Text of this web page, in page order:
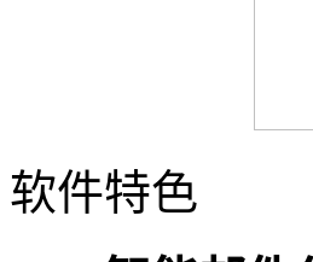
软件特色